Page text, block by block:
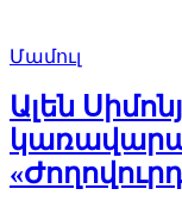
Մամուլ
Ալեն